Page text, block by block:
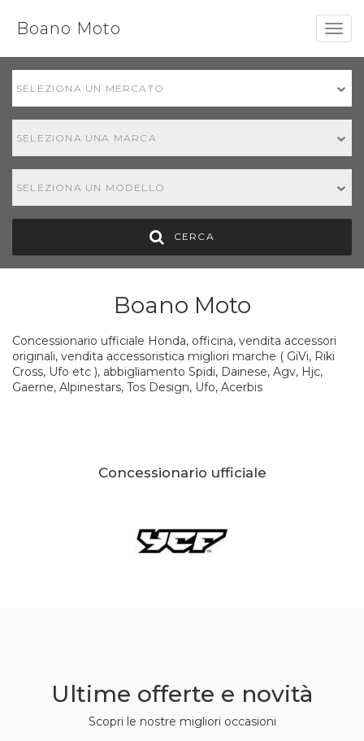
Boano Moto
SELEZIONA UN MERCATO
SELEZIONA UNA MARCA
SELEZIONA UN MODELLO
CERCA
Boano Moto
Concessionario ufficiale Honda, officina, vendita accessori
originali, vendita accessoristica migliori marche ( GiVi, Riki
Cross, Ufo etc ), abbigliamento Spidi, Dainese, Agv, Hjc,
Gaerne, Alpinestars, Tos Design, Ufo, Acerbis
Concessionario ufficiale
Ultime offerte e novità
Scopri le nostre migliori occasioni